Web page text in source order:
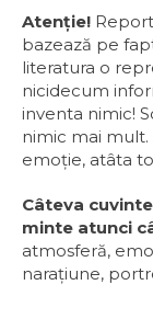
Atenţie!
bazează pe
literatura o
nicidecum
inventa nimic!
nimic mai
emoţie, atâta
Câteva
minte atunci
atmosferă,
naraţiune,